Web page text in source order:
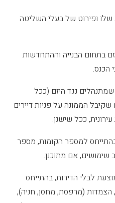
ופירוט של בעלי השליטה
בתחום הבנייה וההתחדשות
נגד היזם (ככל
הממונה על פניות דיירים
ככל שישנן.
בהתייחס למספר הקומות, מספר
שימושים, אם מתוכנן.
לבלי הדירות, בהתייחס
(מרפסת, מחסן, חניה),